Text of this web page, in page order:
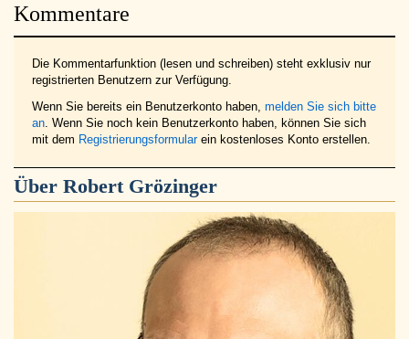
Kommentare
Die Kommentarfunktion (lesen und schreiben) steht exklusiv nur
registrierten Benutzern zur Verfügung.
Wenn Sie bereits ein Benutzerkonto haben, melden Sie sich bitte
an . Wenn Sie noch kein Benutzerkonto haben, können Sie sich
mit dem Registrierungsformularein kostenloses Konto erstellen.
Über Robert Grözinger